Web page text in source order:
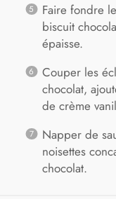
Faire fondre
biscuit
épaisse.
Couper les
chocolat,
de crème
Napper de
noisettes
chocolat.